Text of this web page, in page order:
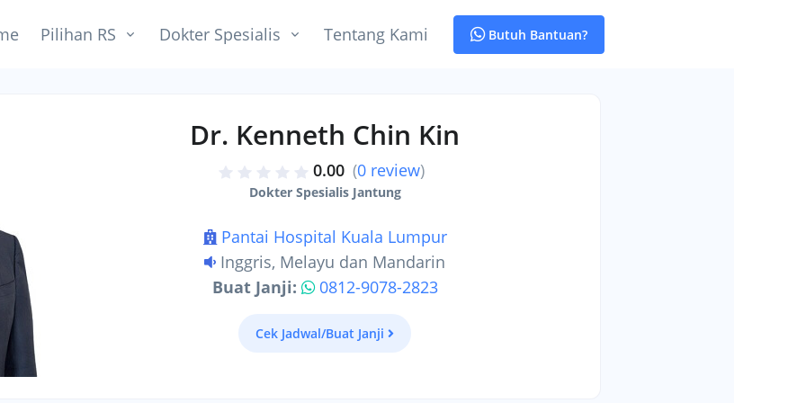
Pilihan RS Dokter Spesialis Tentang Kami Butuh Bantuan?
Dr. Kenneth Chin Kin
0.00 (0 review)
Dokter Spesialis Jantung
Pantai Hospital Kuala Lumpur
Inggris, Melayu dan Mandarin
Buat Janji:
0812-9078-2823
Cek Jadwal/Buat Janji